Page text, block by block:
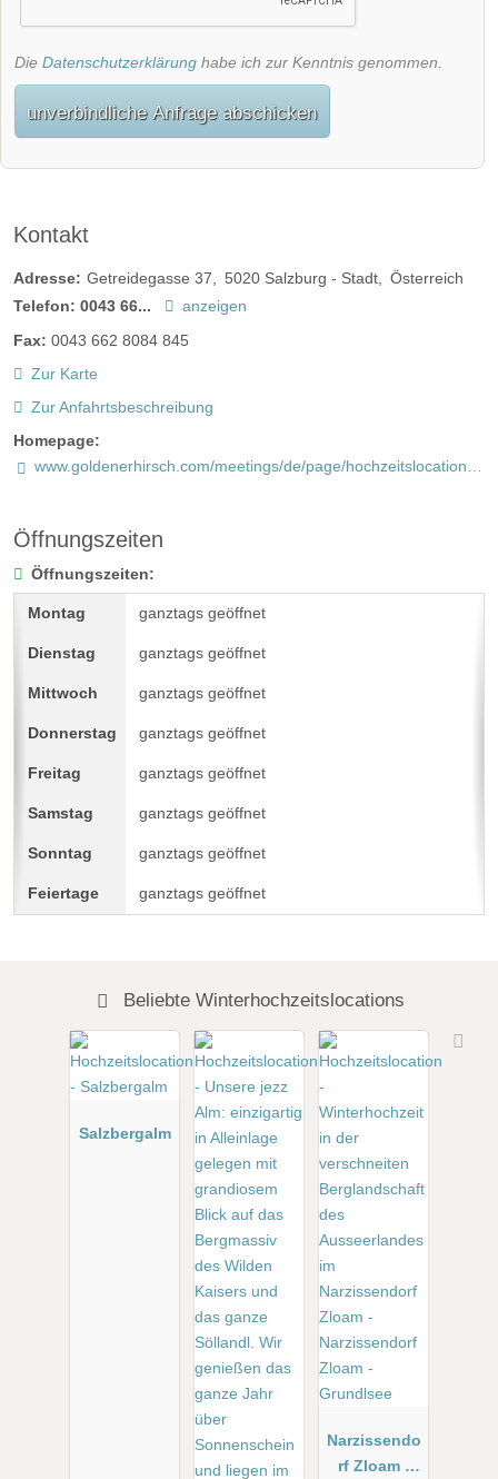
Die Datenschutzerklärung habe ich zur Kenntnis genommen.
unverbindliche Anfrage abschicken
Kontakt
Adresse: Getreidegasse 37 5020 Salzburg - Stadt
Österreich
Telefon: 0043 66...
anzeigen
Fax: 0043 662 8084 845
Zur Karte
Zur Anfahrtsbeschreibung
Homepage:
www.goldenerhirsch.com/meetings/de/page/hochzeitslocation-salzburg
Öffnungszeiten
Öffnungszeiten:
ganztags geöffnet
ganztags geöffnet
ganztags geöffnet
ganztags geöffnet
ganztags geöffnet
ganztags geöffnet
ganztags geöffnet
ganztags geöffnet
Beliebte Winterhochzeitslocations
Salzbergalm
Narzissendo
rf Zloam -